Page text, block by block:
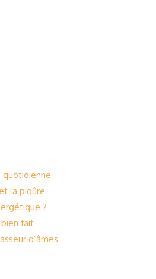
quotidienne
la piqûre
?
fait
d’âmes